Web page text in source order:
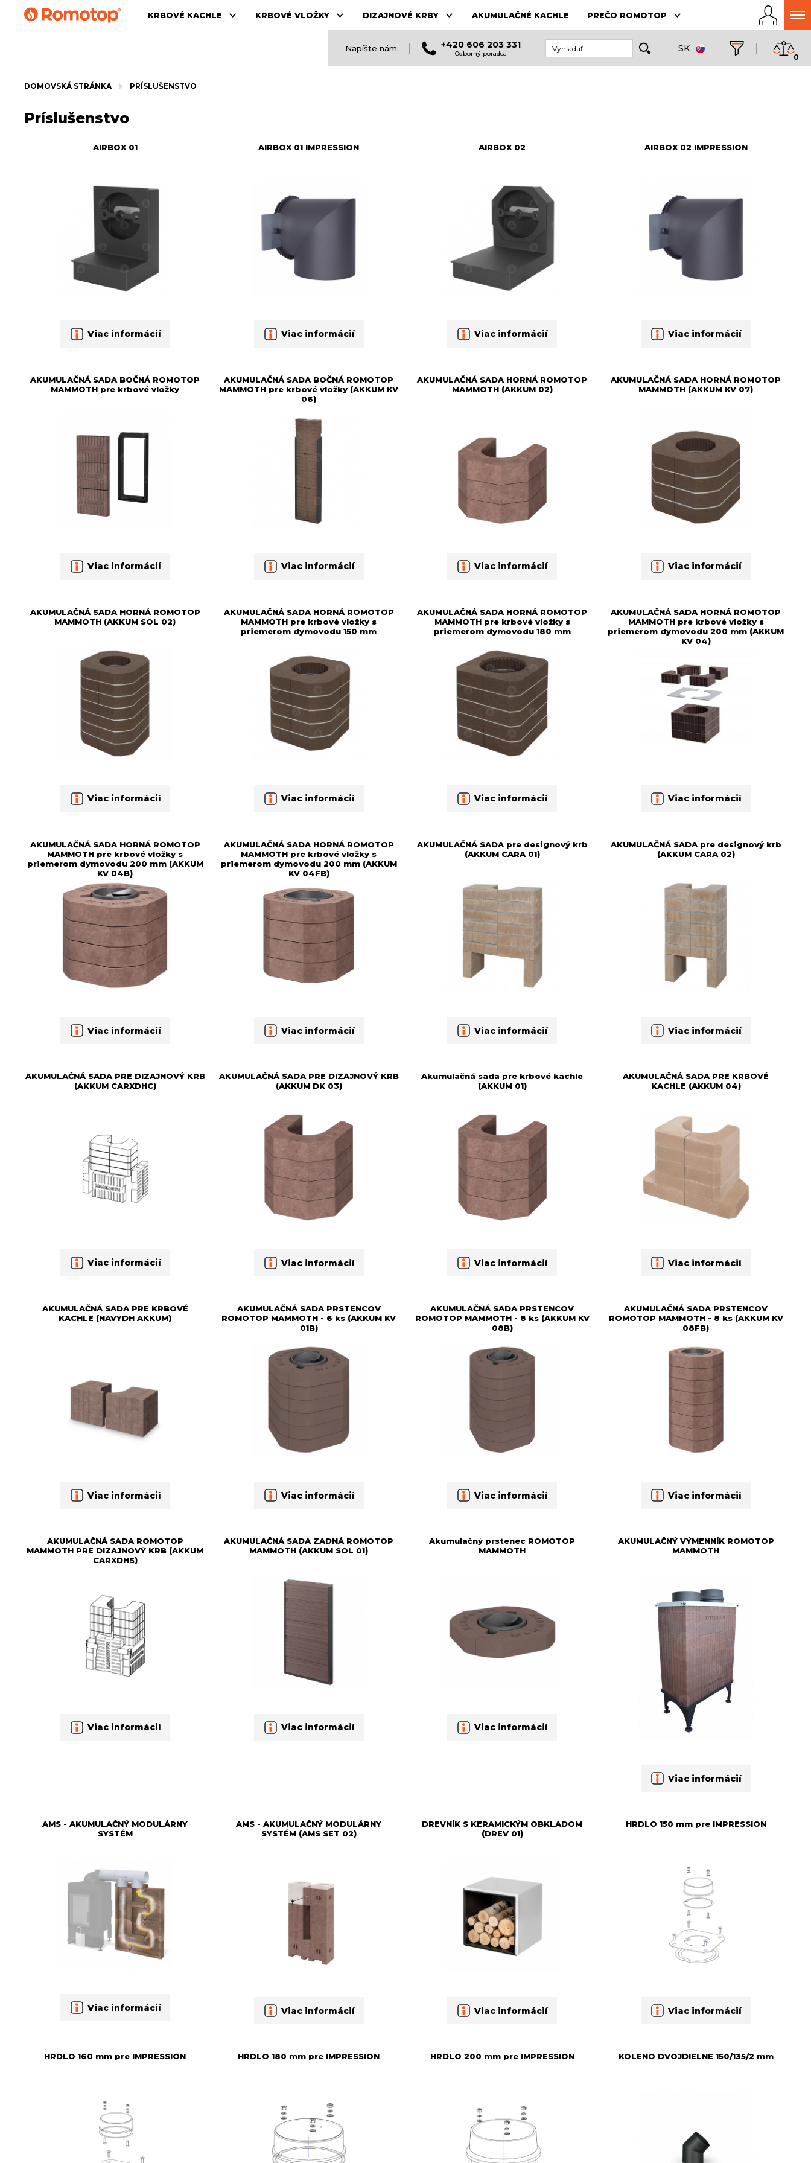
KRBOVÉ KACHLE KRBOVÉ VLOŽKY DIZAJNOVÉ KRBY AKUMULAČNÉ KACHLE PREČO ROMOTOP
Napíšte nám +420 606 203 331
Odborný poradca SK
0
DOMOVSKÁ STRÁNKA PRÍSLUŠENSTVO
Príslušenstvo
AIRBOX 01
Viac informácií
AIRBOX 01 IMPRESSION
Viac informácií
AIRBOX 02
Viac informácií
AIRBOX 02 IMPRESSION
Viac informácií
AKUMULAČNÁ SADA BOČNÁ ROMOTOP
MAMMOTH pre krbové vložky
Viac informácií
AKUMULAČNÁ SADA BOČNÁ ROMOTOP
MAMMOTH pre krbové vložky (AKKUM KV
06)
Viac informácií
AKUMULAČNÁ SADA HORNÁ ROMOTOP
MAMMOTH (AKKUM 02)
Viac informácií
AKUMULAČNÁ SADA HORNÁ ROMOTOP
MAMMOTH (AKKUM KV 07)
Viac informácií
AKUMULAČNÁ SADA HORNÁ ROMOTOP
MAMMOTH (AKKUM SOL 02)
Viac informácií
AKUMULAČNÁ SADA HORNÁ ROMOTOP
MAMMOTH pre krbové vložky s
priemerom dymovodu 150 mm
Viac informácií
AKUMULAČNÁ SADA HORNÁ ROMOTOP
MAMMOTH pre krbové vložky s
priemerom dymovodu 180 mm
Viac informácií
AKUMULAČNÁ SADA HORNÁ ROMOTOP
MAMMOTH pre krbové vložky s
priemerom dymovodu 200 mm (AKKUM
KV 04)
Viac informácií
AKUMULAČNÁ SADA HORNÁ ROMOTOP
MAMMOTH pre krbové vložky s
priemerom dymovodu 200 mm (AKKUM
KV 04B)
Viac informácií
AKUMULAČNÁ SADA HORNÁ ROMOTOP
MAMMOTH pre krbové vložky s
priemerom dymovodu 200 mm (AKKUM
KV 04FB)
Viac informácií
AKUMULAČNÁ SADA pre designový krb
(AKKUM CARA 01)
Viac informácií
AKUMULAČNÁ SADA pre designový krb
(AKKUM CARA 02)
Viac informácií
AKUMULAČNÁ SADA PRE DIZAJNOVÝ KRB
(AKKUM CARXDHC)
Viac informácií
AKUMULAČNÁ SADA PRE DIZAJNOVÝ KRB
(AKKUM DK 03)
Viac informácií
Akumulačná sada pre krbové kachle
(AKKUM 01)
Viac informácií
AKUMULAČNÁ SADA PRE KRBOVÉ
KACHLE (AKKUM 04)
Viac informácií
AKUMULAČNÁ SADA PRE KRBOVÉ
KACHLE (NAVYDH AKKUM)
Viac informácií
AKUMULAČNÁ SADA PRSTENCOV
ROMOTOP MAMMOTH - 6 ks (AKKUM KV
01B)
Viac informácií
AKUMULAČNÁ SADA PRSTENCOV
ROMOTOP MAMMOTH - 8 ks (AKKUM KV
08B)
Viac informácií
AKUMULAČNÁ SADA PRSTENCOV
ROMOTOP MAMMOTH - 8 ks (AKKUM KV
08FB)
Viac informácií
AKUMULAČNÁ SADA ROMOTOP
MAMMOTH PRE DIZAJNOVÝ KRB (AKKUM
CARXDHS)
Viac informácií
AKUMULAČNÁ SADA ZADNÁ ROMOTOP
MAMMOTH (AKKUM SOL 01)
Viac informácií
Akumulačný prstenec ROMOTOP
MAMMOTH
Viac informácií
AKUMULAČNÝ VÝMENNÍK ROMOTOP
MAMMOTH
Viac informácií
AMS - AKUMULAČNÝ MODULÁRNY
SYSTÉM
Viac informácií
AMS - AKUMULAČNÝ MODULÁRNY
SYSTÉM (AMS SET 02)
Viac informácií
DREVNÍK S KERAMICKÝM OBKLADOM
(DREV 01)
Viac informácií
HRDLO 150 mm pre IMPRESSION
Viac informácií
HRDLO 160 mm pre IMPRESSION HRDLO 180 mm pre IMPRESSION HRDLO 200 mm pre IMPRESSION KOLENO DVOJDIELNE 150/135/2 mm